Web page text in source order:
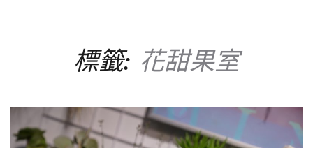
標籤: 花甜果室